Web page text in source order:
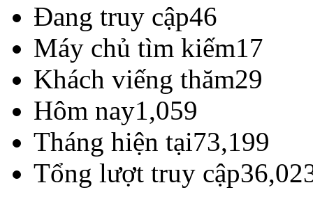
Đang truy cập46
Máy chủ tìm kiếm17
Khách viếng thăm29
Hôm nay1,059
Tháng hiện tại73,199
Tổng lượt truy cập